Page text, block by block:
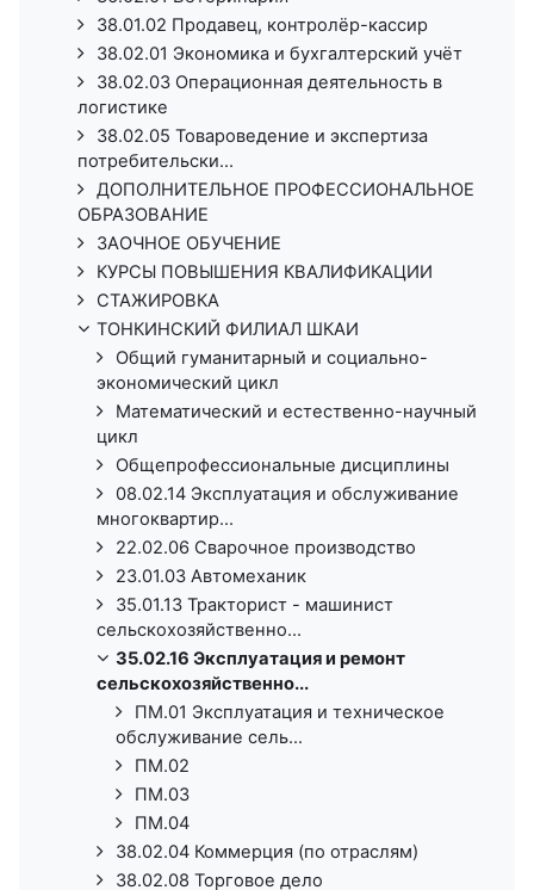
38.01.02 Продавец, контролёр-кассир
38.02.01 Экономика и бухгалтерский учёт
38.02.03 Операционная деятельность в
логистике
38.02.05 Товароведение и экспертиза
потребительски...
ДОПОЛНИТЕЛЬНОЕ ПРОФЕССИОНАЛЬНОЕ
ОБРАЗОВАНИЕ
ЗАОЧНОЕ ОБУЧЕНИЕ
КУРСЫ ПОВЫШЕНИЯ КВАЛИФИКАЦИИ
СТАЖИРОВКА
ТОНКИНСКИЙ ФИЛИАЛ ШКАИ
Общий гуманитарный и социально-
экономический цикл
Математический и естественно-научный
цикл
Общепрофессиональные дисциплины
08.02.14 Эксплуатация и обслуживание
многоквартир...
22.02.06 Сварочное производство
23.01.03 Автомеханик
35.01.13 Тракторист - машинист
сельскохозяйственно...
35.02.16 Эксплуатация и ремонт
сельскохозяйственно...
ПМ.01 Эксплуатация и техническое
обслуживание сель...
ПМ.02
ПМ.03
ПМ.04
38.02.04 Коммерция (по отраслям)
38.02.08 Торговое дело